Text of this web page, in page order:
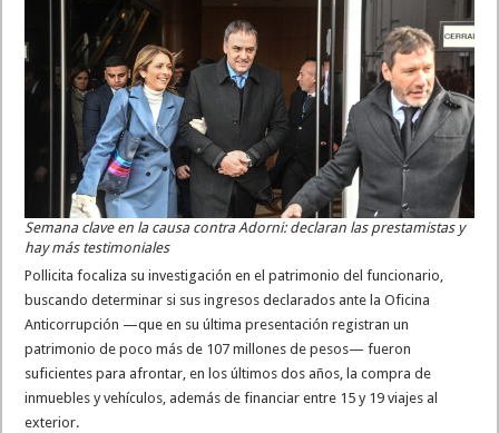
Semana clave en la causa contra Adorni: declaran las prestamistas y
hay más testimoniales
Pollicita focaliza su investigación en el patrimonio del funcionario,
buscando determinar si sus ingresos declarados ante la Oficina
Anticorrupción —que en su última presentación registran un
patrimonio de poco más de 107 millones de pesos— fueron
suficientes para afrontar, en los últimos dos años, la compra de
inmuebles y vehículos, además de financiar entre 15 y 19 viajes al
exterior.